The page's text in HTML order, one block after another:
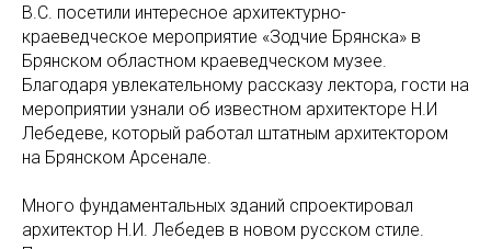
В.С. посетили интересное архитектурно-
краеведческое мероприятие «Зодчие Брянска» в
Брянском областном краеведческом музее.
Благодаря увлекательному рассказу лектора, гости на
мероприятии узнали об известном архитекторе Н.И
Лебедеве, который работал штатным архитектором
на Брянском Арсенале.
Много фундаментальных зданий спроектировал
архитектор Н.И. Лебедев в новом русском стиле.